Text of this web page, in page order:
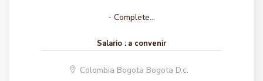
- Complete...
Salario : a convenir
Colombia Bogota Bogota D.c.